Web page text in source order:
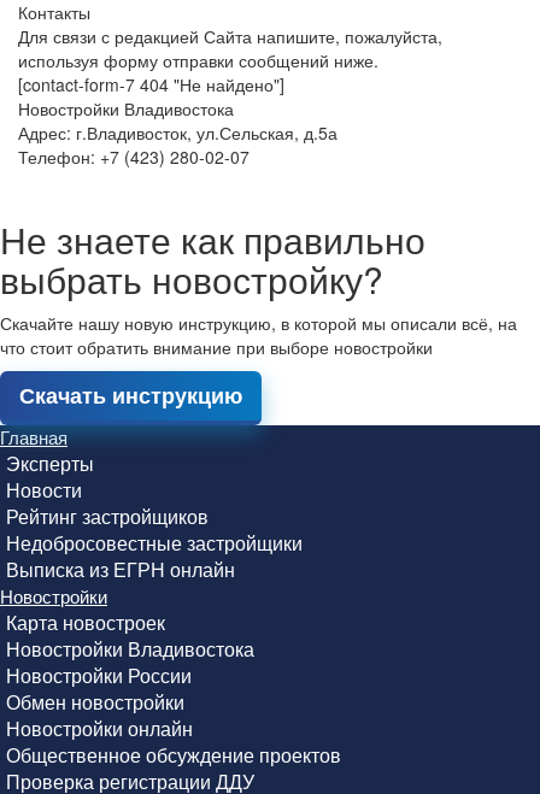
Контакты
Для связи с редакцией Сайта напишите, пожалуйста,
используя форму отправки сообщений ниже.
[contact-form-7 404 "Не найдено"]
Новостройки Владивостока
Адрес: г.Владивосток, ул.Сельская, д.5а
Телефон: +7 (423) 280-02-07
Не знаете как правильно
выбрать новостройку?
Скачайте нашу новую инструкцию, в которой мы описали всё, на
что стоит обратить внимание при выборе новостройки
Скачать инструкцию
Главная
Эксперты
Новости
Рейтинг застройщиков
Недобросовестные застройщики
Выписка из ЕГРН онлайн
Новостройки
Карта новостроек
Новостройки Владивостока
Новостройки России
Обмен новостройки
Новостройки онлайн
Общественное обсуждение проектов
Проверка регистрации ДДУ